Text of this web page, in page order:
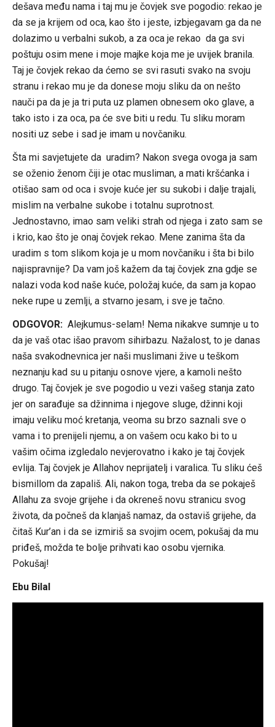
dešava među nama i taj mu je čovjek sve pogodio: rekao je
da se ja krijem od oca, kao što i jeste, izbjegavam ga da ne
dolazimo u verbalni sukob, a za oca je rekao da ga svi
poštuju osim mene i moje majke koja me je uvijek branila.
Taj je čovjek rekao da ćemo se svi rasuti svako na svoju
stranu i rekao mu je da donese moju sliku da on nešto
nauči pa da je ja tri puta uz plamen obnesem oko glave, a
tako isto i za oca, pa će sve biti u redu. Tu sliku moram
nositi uz sebe i sad je imam u novčaniku.
Šta mi savjetujete da uradim? Nakon svega ovoga ja sam
se oženio ženom čiji je otac musliman, a mati kršćanka i
otišao sam od oca i svoje kuće jer su sukobi i dalje trajali,
mislim na verbalne sukobe i totalnu suprotnost.
Jednostavno, imao sam veliki strah od njega i zato sam se
i krio, kao što je onaj čovjek rekao. Mene zanima šta da
uradim s tom slikom koja je u mom novčaniku i šta bi bilo
najispravnije? Da vam još kažem da taj čovjek zna gdje se
nalazi voda kod naše kuće, položaj kuće, da sam ja kopao
neke rupe u zemlji, a stvarno jesam, i sve je tačno.
ODGOVOR: Alejkumus-selam! Nema nikakve sumnje u to
da je vaš otac išao pravom sihirbazu. Nažalost, to je danas
naša svakodnevnica jer naši muslimani žive u teškom
neznanju kad su u pitanju osnove vjere, a kamoli nešto
drugo. Taj čovjek je sve pogodio u vezi vašeg stanja zato
jer on sarađuje sa džinnima i njegove sluge, džinni koji
imaju veliku moć kretanja, veoma su brzo saznali sve o
vama i to prenijeli njemu, a on vašem ocu kako bi to u
vašim očima izgledalo nevjerovatno i kako je taj čovjek
evlija. Taj čovjek je Allahov neprijatelj i varalica. Tu sliku ćeš
bismillom da zapališ. Ali, nakon toga, treba da se pokaješ
Allahu za svoje grijehe i da okreneš novu stranicu svog
života, da počneš da klanjaš namaz, da ostaviš grijehe, da
čitaš Kur’an i da se izmiriš sa svojim ocem, pokušaj da mu
priđeš, možda te bolje prihvati kao osobu vjernika.
Pokušaj!
Ebu Bilal